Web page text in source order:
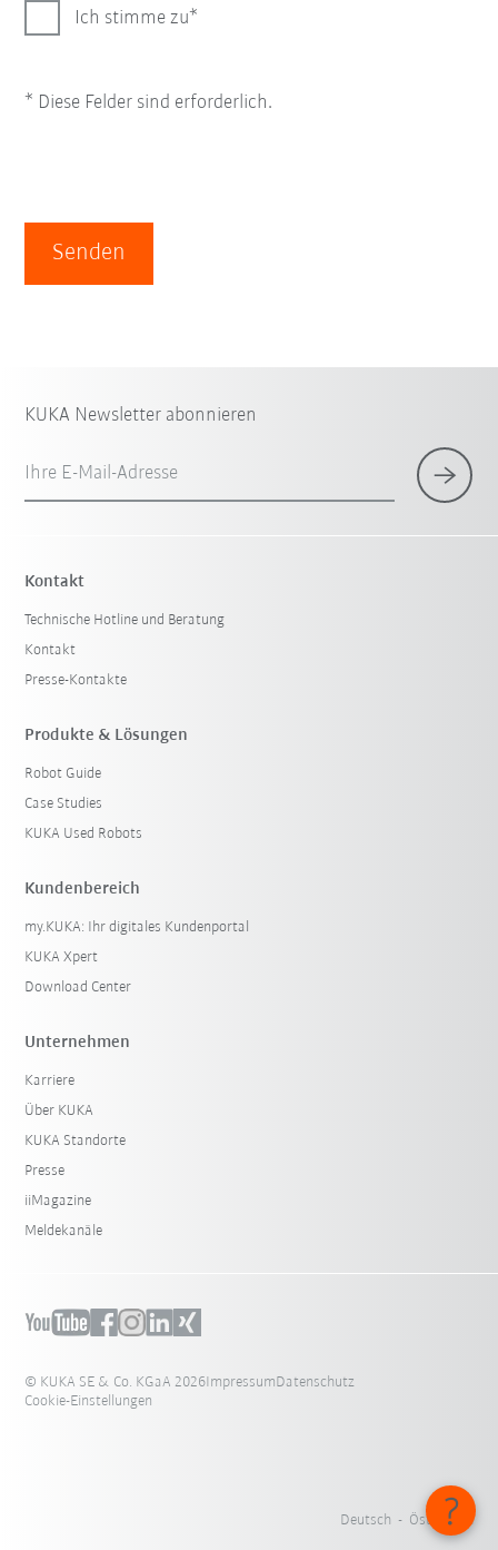
Ich stimme zu
* Diese Felder sind erforderlich.
Senden
KUKA Newsletter abonnieren
Ihre E-Mail-Adresse
Kontakt
Technische Hotline und Beratung
Kontakt
Presse-Kontakte
Produkte & Lösungen
Robot Guide
Case Studies
KUKA Used Robots
Kundenbereich
my.KUKA: Ihr digitales Kundenportal
KUKA Xpert
Download Center
Unternehmen
Karriere
Über KUKA
KUKA Standorte
Presse
iiMagazine
Meldekanäle
© KUKA SE & Co. KGaA 2026ImpressumDatenschutz
Cookie-Einstellungen
Deutsch - Österreich